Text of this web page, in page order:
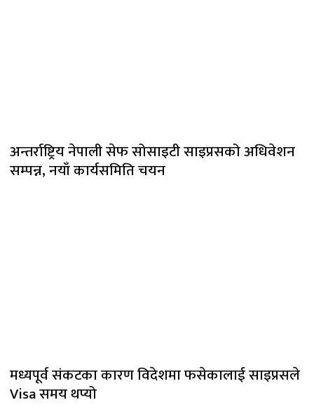
अन्तर्राष्ट्रिय नेपाली सेफ सोसाइटी साइप्रसको अधिवेशन
सम्पन्न, नयाँ कार्यसमिति चयन
मध्यपूर्व संकटका कारण विदेशमा फसेकालाई साइप्रसले
Visa समय थप्यो